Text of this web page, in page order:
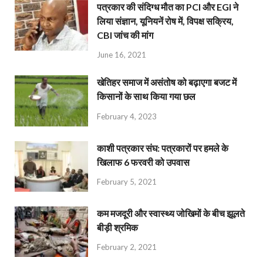
पत्रकार की संदिग्ध मौत का PCI और EGI ने
लिया संज्ञान, यूनियनें रोष में, विपक्ष सक्रिय,
CBI जांच की मांग
June 16, 2021
खेतिहर समाज में असंतोष को बढ़ाएगा बजट में
किसानों के साथ किया गया छल
February 4, 2023
काशी पत्रकार संघ: पत्रकारों पर हमले के
खिलाफ 6 फरवरी को उपवास
February 5, 2021
कम मजदूरी और स्वास्थ्य जोखिमों के बीच झूलते
बीड़ी श्रमिक
February 2, 2021